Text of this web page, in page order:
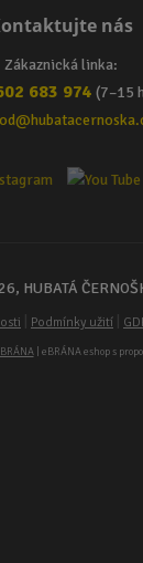
nás
Zákaznická linka:
683 974 (7–15
HUBATÁ
Podmínky užití
| eBRÁNA eshop s